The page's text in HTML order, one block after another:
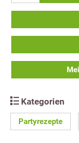
Kategorien
Partyrezepte